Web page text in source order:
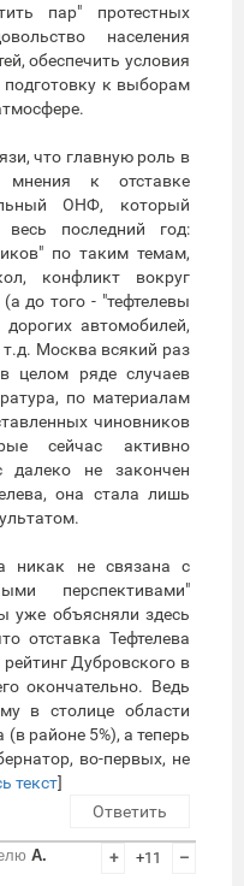
пар" протестных
населения
обеспечить условия
подготовку к выборам
что главную роль в
мнения к отставке
ОНФ, который
последний год:
по таким темам,
конфликт вокруг
до того - "тефтелевы
автомобилей,
т.д. Москва всякий раз
целом ряде случаев
по материалам
чиновников
сейчас активно
далеко не закончен
она стала лишь
никак не связана с
перспективами"
уже объясняли здесь
отставка Тефтелева
Дубровского в
окончательно. Ведь
в столице области
районе 5%), а теперь
во-первых, не
текст]
Ответить
А.
+ +11 –